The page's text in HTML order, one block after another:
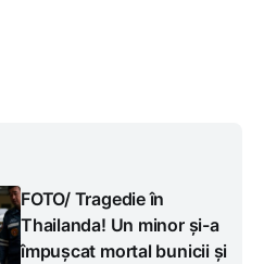
FOTO/ Tragedie în
Thailanda! Un minor și-a
împușcat mortal bunicii și